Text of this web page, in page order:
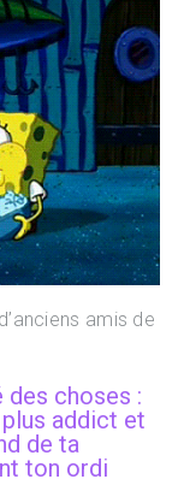
amis de
des choses :
addict et
de ta
ton ordi